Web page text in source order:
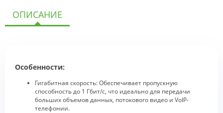
ОПИСАНИЕ
Особенности:
Гигабитная скорость: Обеспечивает пропускную
способность до 1 Гбит/с, что идеально для передачи
больших объемов данных, потокового видео и VoIP-
телефонии.